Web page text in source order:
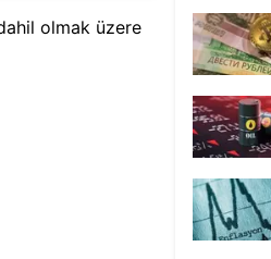
olmak üzere